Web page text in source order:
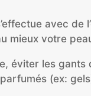
avec de
mieux votre
éviter les
(ex: